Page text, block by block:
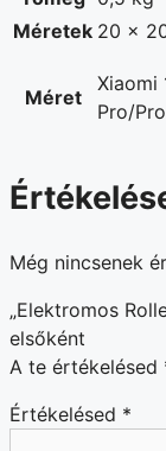
Méretek 20 ×
Méret
Xiaomi
Pro/
Még nincsenek
„Elektromos
elsőként
A te értékelésed
Értékelésed *